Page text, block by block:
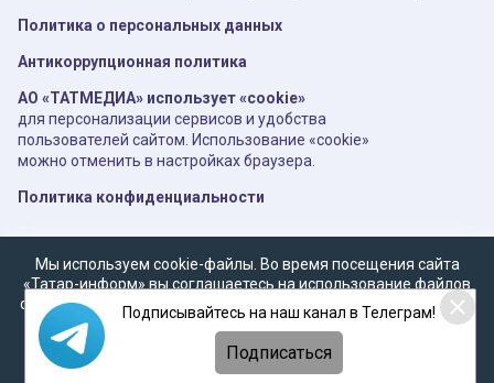
Политика о персональных данных
Антикоррупционная политика
АО «ТАТМЕДИА» использует «cookie»
для персонализации сервисов и удобства
пользователей сайтом. Использование «cookie»
можно отменить в настройках браузера.
Политика конфиденциальности
Мы используем cookie-файлы. Во время посещения сайта
«Татар-информ» вы соглашаетесь на использование файлов
cookie в соответствии с настоящим уведомлением, согласием
наобработку персональных данных,Политикой о
персональных данных
Политикой конфиденциальности
Подписывайтесь на наш канал в Телеграм!
Подписаться